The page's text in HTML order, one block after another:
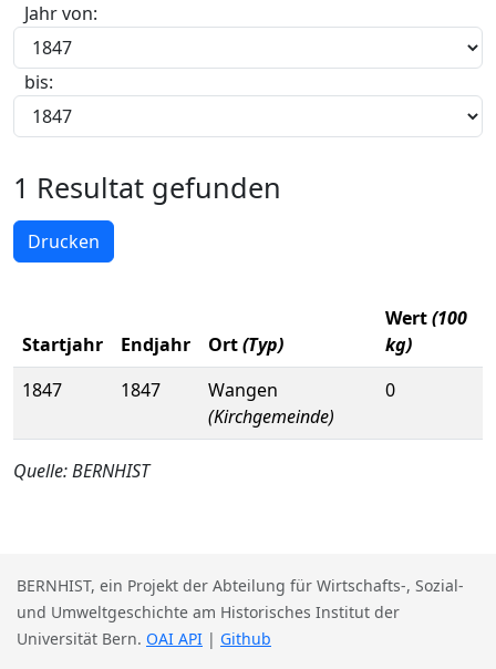
Jahr von:
bis:
1 Resultat gefunden
Drucken
Startjahr Endjahr Ort(Typ)
Wert(100
kg)
1847
1847
Wangen
(Kirchgemeinde)
0
Quelle: BERNHIST
BERNHIST, ein Projekt der Abteilung für Wirtschafts-, Sozial-
und Umweltgeschichte am Historisches Institut der
Universität Bern. OAI API | Github